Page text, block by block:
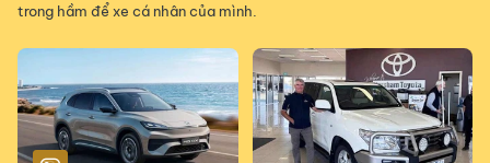
trong hầm để xe cá nhân của mình.